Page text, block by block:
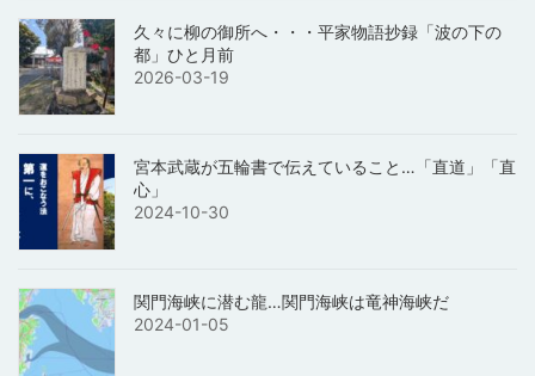
久々に柳の御所へ・・・平家物語抄録「波の下の
都」ひと月前
2026-03-19
宮本武蔵が五輪書で伝えていること…「直道」「直
心」
2024-10-30
関門海峡に潜む龍…関門海峡は竜神海峡だ
2024-01-05